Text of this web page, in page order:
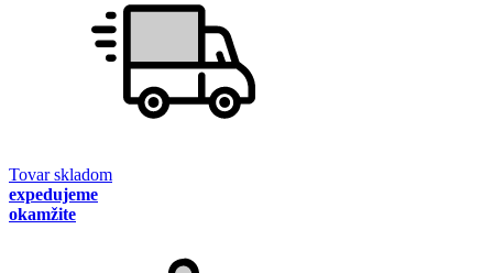
Tovar skladom
expedujeme
okamžite